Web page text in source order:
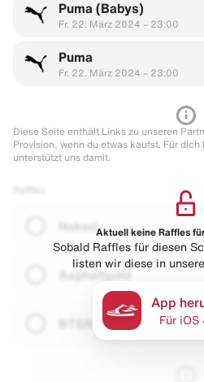
Puma (Babys)
Fr. 22. März 2024 – 23:00
Puma
Fr. 22. März 2024 – 23:00
Diese Seite enthält Links zu unseren
Provision, wenn du etwas kaufst. Für
unterstützt uns damit.
Naked
Asphaltgold
Aktuell keine Raffles
Sobald Raffles für diesen
listen wir diese in
App
Für iOS